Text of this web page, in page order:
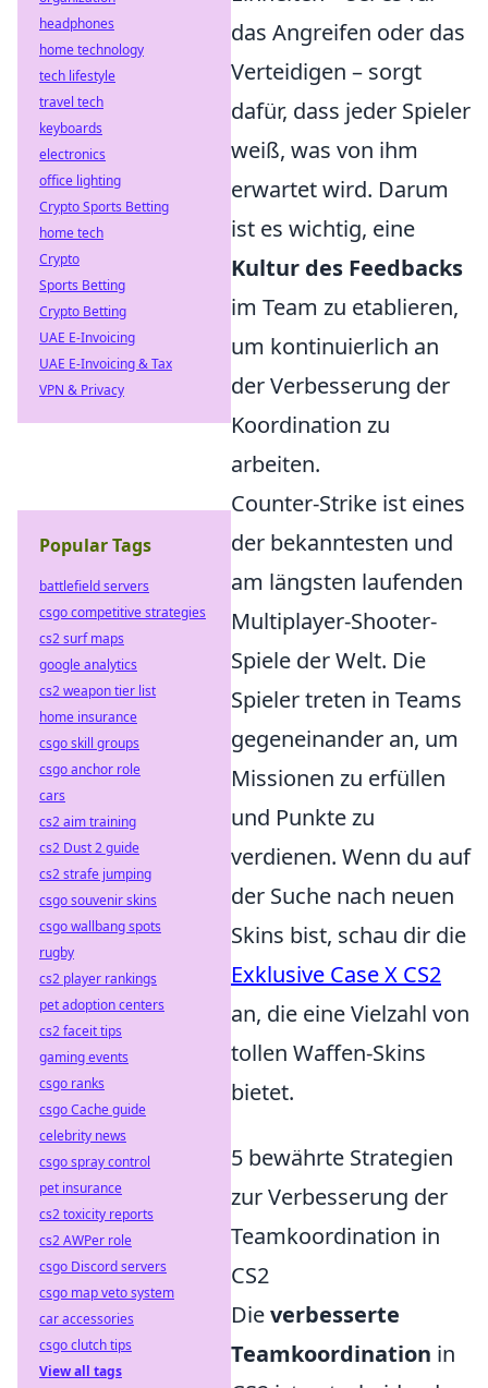
das Angreifen oder das
Verteidigen – sorgt
dafür, dass jeder Spieler
weiß, was von ihm
erwartet wird. Darum
ist es wichtig, eine
Kultur des Feedbacks
im Team zu etablieren,
um kontinuierlich an
der Verbesserung der
Koordination zu
arbeiten.
Counter-Strike ist eines
der bekanntesten und
am längsten laufenden
Multiplayer-Shooter-
Spiele der Welt. Die
Spieler treten in Teams
gegeneinander an, um
Missionen zu erfüllen
und Punkte zu
verdienen. Wenn du auf
der Suche nach neuen
Skins bist, schau dir die
Exklusive Case X CS2
an, die eine Vielzahl von
tollen Waffen-Skins
bietet.
5 bewährte Strategien
zur Verbesserung der
Teamkoordination in
CS2
Dieverbesserte
Teamkoordination in
headphones
home technology
tech lifestyle
travel tech
keyboards
electronics
office lighting
Crypto Sports Betting
home tech
Crypto
Sports Betting
Crypto Betting
UAE E-Invoicing
UAE E-Invoicing & Tax
VPN & Privacy
Popular Tags
battlefield servers
csgo competitive strategies
cs2 surf maps
google analytics
cs2 weapon tier list
home insurance
csgo skill groups
csgo anchor role
cars
cs2 aim training
cs2 Dust 2 guide
cs2 strafe jumping
csgo souvenir skins
csgo wallbang spots
rugby
cs2 player rankings
pet adoption centers
cs2 faceit tips
gaming events
csgo ranks
csgo Cache guide
celebrity news
csgo spray control
pet insurance
cs2 toxicity reports
cs2 AWPer role
csgo Discord servers
csgo map veto system
car accessories
csgo clutch tips
View all tags